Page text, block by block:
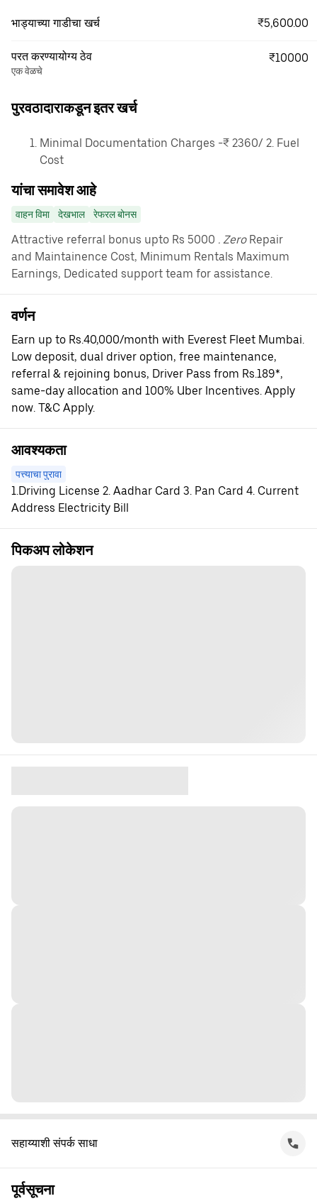
भाड्याच्या गाडीचा खर्च ₹5,600.00
परत करण्यायोग्य ठेव
एक वेळचे
₹10000
पुरवठादाराकडून इतर खर्च
Minimal Documentation Charges -₹ 2360/ 2. Fuel
Cost
यांचा समावेश आहे
वाहन विमा देखभाल रेफरल बोनस
Attractive referral bonus upto Rs 5000 . ZeroRepair
and Maintainence Cost, Minimum Rentals Maximum
Earnings, Dedicated support team for assistance.
वर्णन
Earn up to Rs.40,000/month with Everest Fleet Mumbai.
Low deposit, dual driver option, free maintenance,
referral & rejoining bonus, Driver Pass from Rs.189*,
same-day allocation and 100% Uber Incentives. Apply
now. T&C Apply.
आवश्यकता
पत्त्याचा पुरावा
1.Driving License 2. Aadhar Card 3. Pan Card 4. Current
Address Electricity Bill
पिकअप लोकेशन
सहाय्याशी संपर्क साधा
पूर्वसूचना